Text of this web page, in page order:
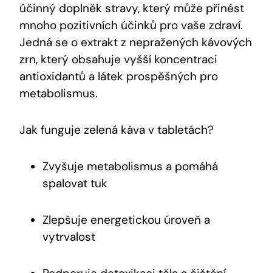
účinný doplněk stravy, který může přinést
mnoho pozitivních účinků pro vaše zdraví.
Jedná se o extrakt z nepražených kávových
zrn, který obsahuje vyšší koncentraci
antioxidantů a látek prospěšných pro
metabolismus.
Jak funguje zelená káva v tabletách?
Zvyšuje metabolismus a pomáhá
spalovat tuk
Zlepšuje energetickou úroveň a
vytrvalost